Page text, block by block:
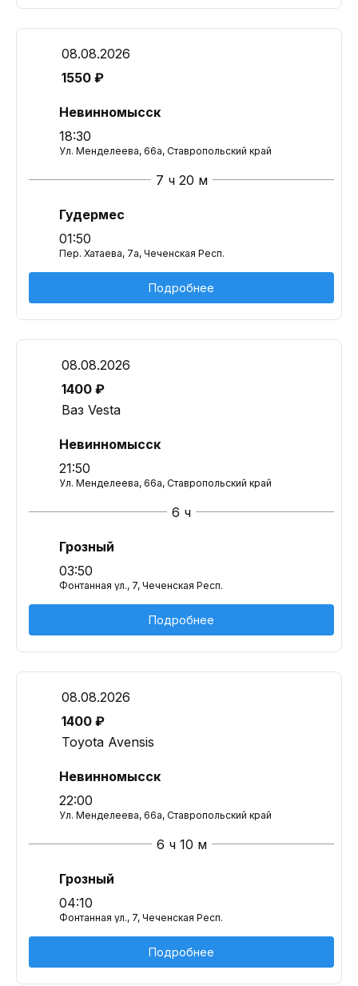
08.08.2026
1550 ₽
Невинномысск
18:30
Ул. Менделеева, 66а, Ставропольский край
7 ч 20 м
Гудермес
01:50
Пер. Хатаева, 7а, Чеченская Респ.
Подробнее
08.08.2026
1400 ₽
Ваз Vesta
Невинномысск
21:50
Ул. Менделеева, 66а, Ставропольский край
6 ч
Грозный
03:50
Фонтанная ул., 7, Чеченская Респ.
Подробнее
08.08.2026
1400 ₽
Toyota Avensis
Невинномысск
22:00
Ул. Менделеева, 66а, Ставропольский край
6 ч 10 м
Грозный
04:10
Фонтанная ул., 7, Чеченская Респ.
Подробнее